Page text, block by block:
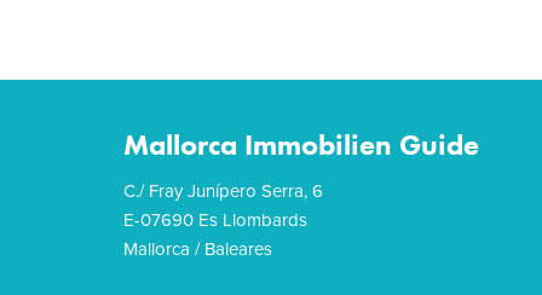
Mallorca Immobilien Guide
C./ Fray Junípero Serra, 6
E-07690 Es Llombards
Mallorca / Baleares